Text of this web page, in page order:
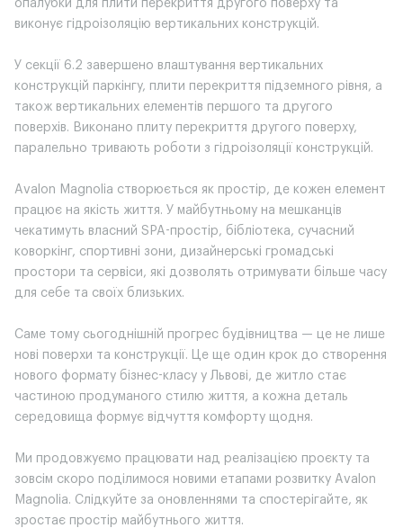
опалубки для плити перекриття другого поверху та
виконує гідроізоляцію вертикальних конструкцій.
У секції 6.2 завершено влаштування вертикальних
конструкцій паркінгу, плити перекриття підземного рівня, а
також вертикальних елементів першого та другого
поверхів. Виконано плиту перекриття другого поверху,
паралельно тривають роботи з гідроізоляції конструкцій.
Avalon Magnolia створюється як простір, де кожен елемент
працює на якість життя. У майбутньому на мешканців
чекатимуть власний SPA-простір, бібліотека, сучасний
коворкінг, спортивні зони, дизайнерські громадські
простори та сервіси, які дозволять отримувати більше часу
для себе та своїх близьких.
Саме тому сьогоднішній прогрес будівництва — це не лише
нові поверхи та конструкції. Це ще один крок до створення
нового формату бізнес-класу у Львові, де житло стає
частиною продуманого стилю життя, а кожна деталь
середовища формує відчуття комфорту щодня.
Ми продовжуємо працювати над реалізацією проєкту та
зовсім скоро поділимося новими етапами розвитку Avalon
Magnolia. Слідкуйте за оновленнями та спостерігайте, як
зростає простір майбутнього життя.